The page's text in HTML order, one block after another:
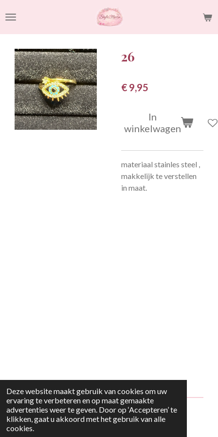
Deze website maakt gebruik van cookies om uw
ervaring te verbeteren en op maat gemaakte
advertenties weer te geven. Door op ‘Accepteren’ te
klikken, gaat u akkoord met het gebruik van alle
cookies.
direct
naar
hoofdinhoud
26
€ 9,95
In
winkelwagen
materiaal stainles steel ,
makkelijk te verstellen
in maat.
© 2024 - 2026 Style2Maria
Powered by